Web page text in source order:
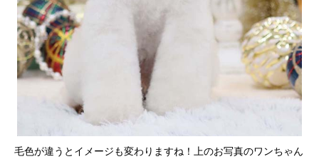
毛色が違うとイメージも変わりますね！上のお写真のワンちゃん